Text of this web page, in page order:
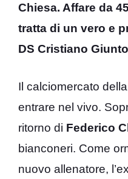
Chiesa. Affare da
tratta di un vero e
DS Cristiano
Il calciomercato
entrare nel vivo.
ritorno di Federico
bianconeri. Come
nuovo allenatore,